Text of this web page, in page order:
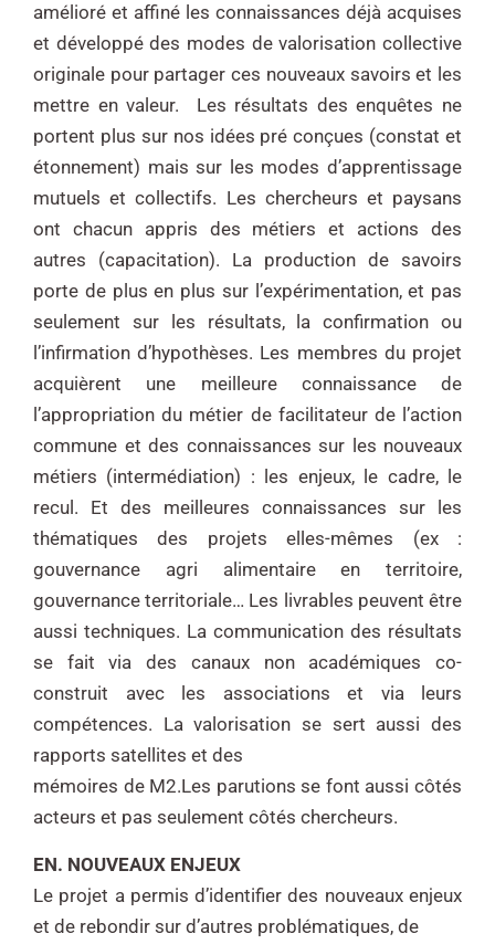
amélioré et affiné les connaissances déjà acquises
et développé des modes de valorisation collective
originale pour partager ces nouveaux savoirs et les
mettre en valeur. Les résultats des enquêtes ne
portent plus sur nos idées pré conçues (constat et
étonnement) mais sur les modes d’apprentissage
mutuels et collectifs. Les chercheurs et paysans
ont chacun appris des métiers et actions des
autres (capacitation). La production de savoirs
porte de plus en plus sur l’expérimentation, et pas
seulement sur les résultats, la confirmation ou
l’infirmation d’hypothèses. Les membres du projet
acquièrent une meilleure connaissance de
l’appropriation du métier de facilitateur de l’action
commune et des connaissances sur les nouveaux
métiers (intermédiation) : les enjeux, le cadre, le
recul. Et des meilleures connaissances sur les
thématiques des projets elles-mêmes (ex :
gouvernance agri alimentaire en territoire,
gouvernance territoriale… Les livrables peuvent être
aussi techniques. La communication des résultats
se fait via des canaux non académiques co-
construit avec les associations et via leurs
compétences. La valorisation se sert aussi des
rapports satellites et des
mémoires de M2.Les parutions se font aussi côtés
acteurs et pas seulement côtés chercheurs.
EN. NOUVEAUX ENJEUX
Le projet a permis d’identifier des nouveaux enjeux
et de rebondir sur d’autres problématiques, de